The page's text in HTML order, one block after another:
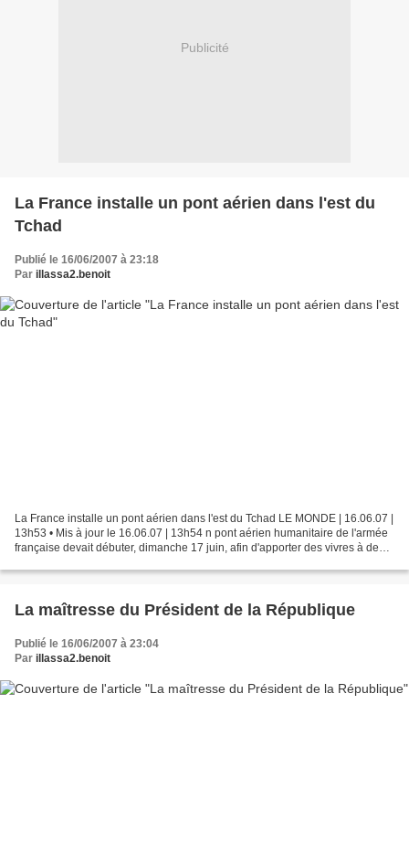
Publicité
La France installe un pont aérien dans l'est du
Tchad
Publié le 16/06/2007 à 23:18
Par illassa2.benoit
La France installe un pont aérien dans l'est du Tchad LE MONDE | 16.06.07 |
13h53 • Mis à jour le 16.06.07 | 13h54 n pont aérien humanitaire de l'armée
française devait débuter, dimanche 17 juin, afin d'apporter des vivres à des
La maîtresse du Président de la République
Publié le 16/06/2007 à 23:04
Par illassa2.benoit